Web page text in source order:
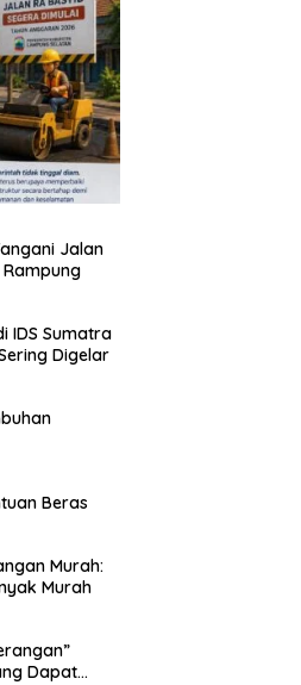
Jalan
IDS Sumatra
Digelar
Beras
Murah:
Murah
Dapat